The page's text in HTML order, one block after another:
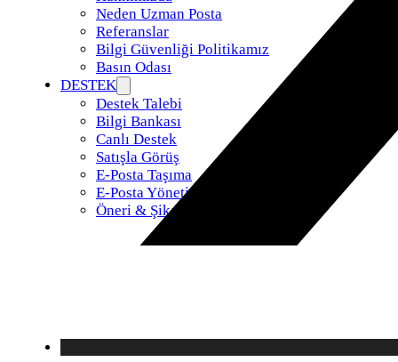
Neden Uzman Posta
Referanslar
Bilgi Güvenliği Politikamız
Basın Odası
DESTEK
Destek Talebi
Bilgi Bankası
Canlı Destek
Satışla Görüş
E-Posta Taşıma
E-Posta Yönetimi
Öneri & Şikayet